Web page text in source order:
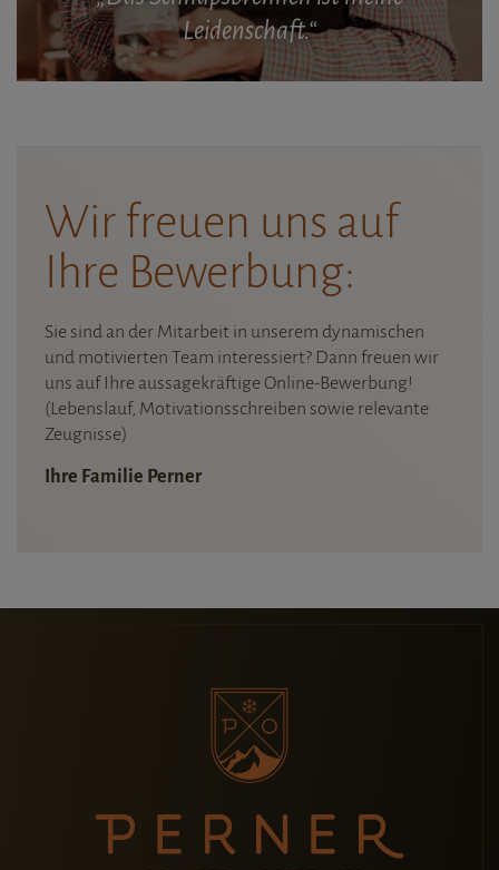
Leidenschaft.“
Wir freuen uns auf
Ihre Bewerbung:
Sie sind an der Mitarbeit in unserem dynamischen
und motivierten Team interessiert? Dann freuen wir
uns auf Ihre aussagekräftige Online-Bewerbung!
(Lebenslauf, Motivationsschreiben sowie relevante
Zeugnisse)
Ihre Familie Perner